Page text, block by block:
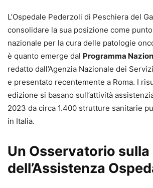
L’Ospedale Pederzoli di Peschiera del
consolidare la sua posizione come
nazionale per la cura delle patologie
è quanto emerge dal Programma
redatto dall’Agenzia Nazionale dei
e presentato recentemente a Roma. I
edizione si basano sull’attività
2023 da circa 1.400 strutture sanitarie
in Italia.
Un Osservatorio sulla
dell’Assistenza